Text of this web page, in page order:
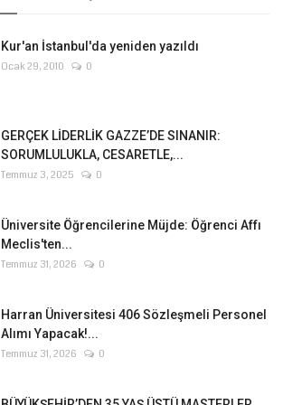
Kur'an İstanbul'da yeniden yazıldı
Ocak 29, 2010 0
GERÇEK LİDERLİK GAZZE’DE SINANIR:
SORUMLULUKLA, CESARETLE,...
Temmuz 3, 2025 0
Üniversite Öğrencilerine Müjde: Öğrenci Affı
Meclis'ten...
Temmuz 31, 2026 0
Harran Üniversitesi 406 Sözleşmeli Personel
Alımı Yapacak!...
Temmuz 31, 2026 0